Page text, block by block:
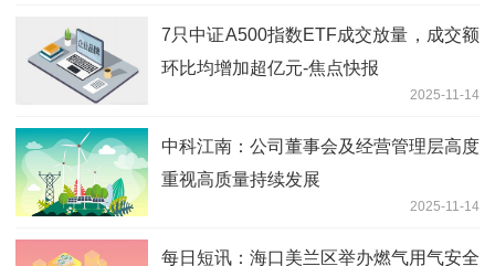
7只中证A500指数ETF成交放量，成交额
环比均增加超亿元-焦点快报
2025-11-14
中科江南：公司董事会及经营管理层高度
重视高质量持续发展
2025-11-14
每日短讯：海口美兰区举办燃气用气安全